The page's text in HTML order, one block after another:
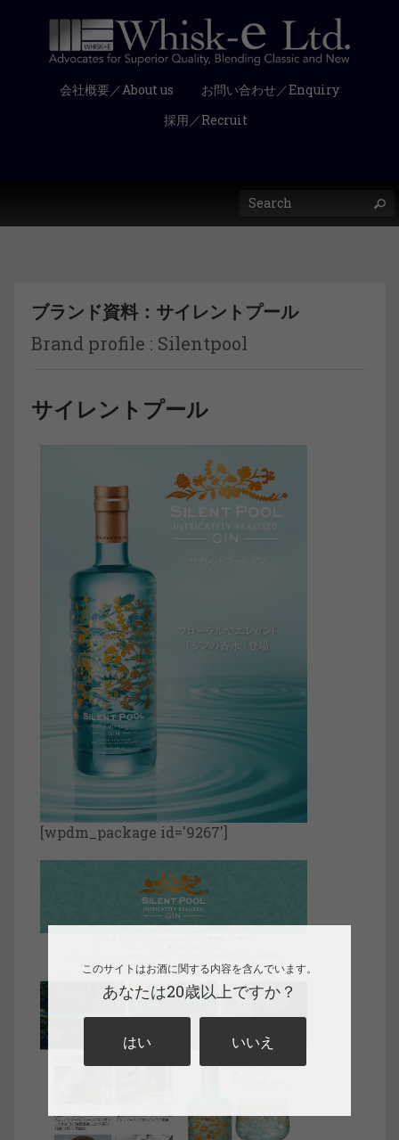
会社概要／About us
お問い合わせ／Enquiry
採用／Recruit
ブランド資料：サイレントプール
Brand profile : Silentpool
サイレントプール
[wpdm_package id='9267']
このサイトはお酒に関する内容を含んでいます。
あなたは20歳以上ですか？
はい いいえ